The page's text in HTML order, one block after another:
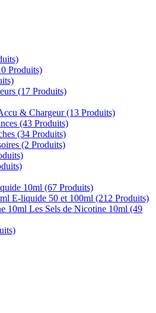
Produits)
(17 Produits)
& Chargeur(13 Produits)
(43 Produits)
(34 Produits)
(2 Produits)
10ml (67 Produits)
E-liquide 50 et 100ml (212 Produits)
Les Sels de Nicotine 10ml (49